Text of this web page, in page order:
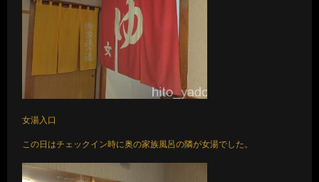
女湯入口
この日はチェックイン時に奥の家族風呂の隣が女湯でした。